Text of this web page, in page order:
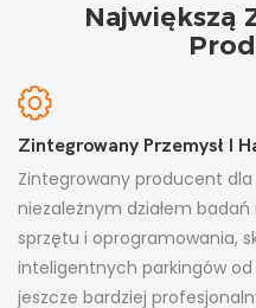
Największą
Zintegrowany Przemysł I
Zintegrowany producent dla
niezależnym działem
sprzętu i oprogramowania,
inteligentnych parkingów od
jeszcze bardziej